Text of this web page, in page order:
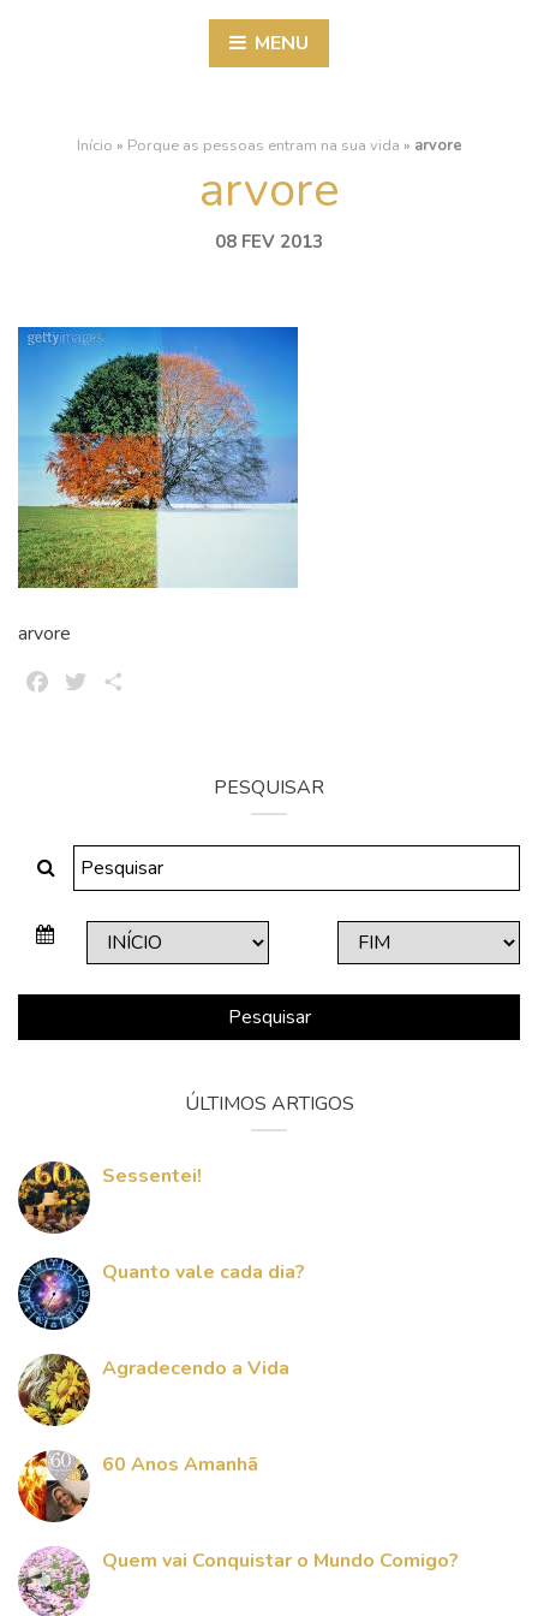
MENU
Início » Porque as pessoas entram na sua vida » arvore
arvore
08 FEV 2013
arvore
FacebookTwitter
PESQUISAR
Pesquisar
ÚLTIMOS ARTIGOS
Sessentei!
Quanto vale cada dia?
Agradecendo a Vida
60 Anos Amanhã
Quem vai Conquistar o Mundo Comigo?